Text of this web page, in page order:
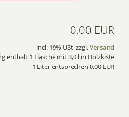
0,00 EUR
incl. 19% USt. zzgl.Versand
enthält 1 Flasche mit 3,0 l in Holzkiste
1 Liter entsprechen 0,00 EUR